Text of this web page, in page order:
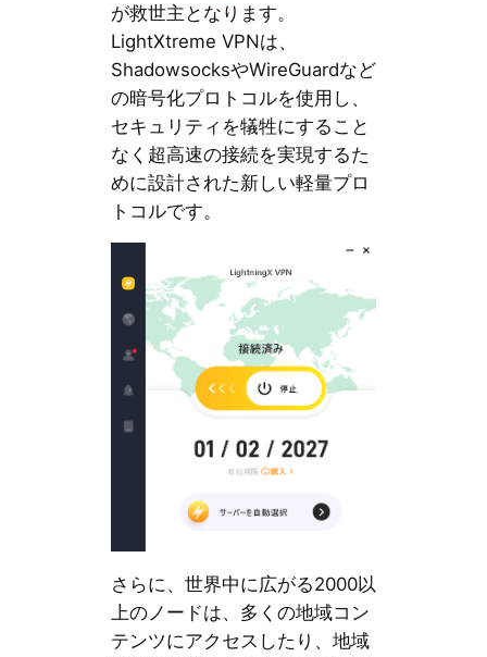
が救世主となります。
LightXtreme VPNは、
ShadowsocksやWireGuardなど
の暗号化プロトコルを使用し、
セキュリティを犠牲にすること
なく超高速の接続を実現するた
めに設計された新しい軽量プロ
トコルです。
さらに、世界中に広がる2000以
上のノードは、多くの地域コン
テンツにアクセスしたり、地域